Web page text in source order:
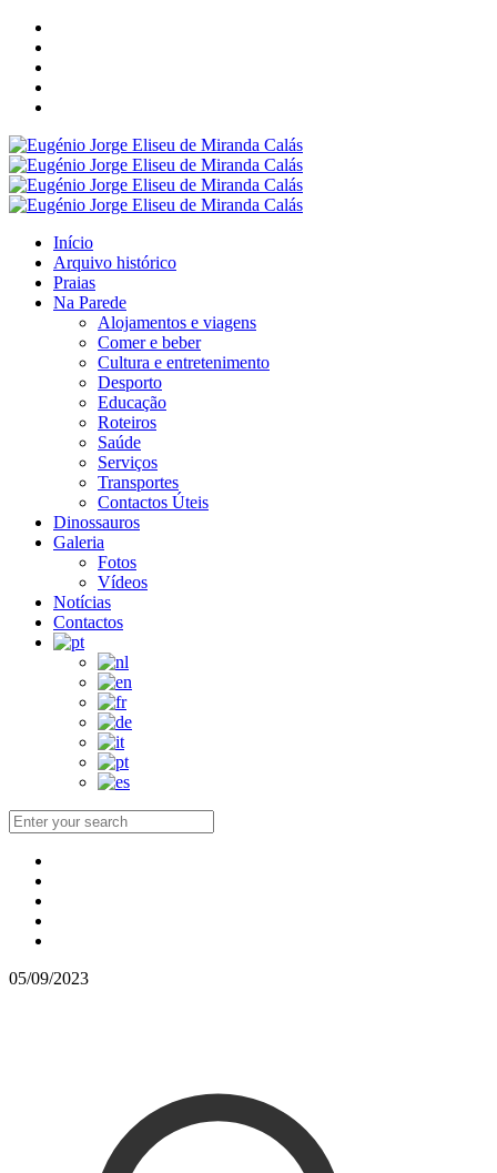
Início
Arquivo histórico
Praias
Na Parede
Alojamentos e viagens
Comer e beber
Cultura e entretenimento
Desporto
Educação
Roteiros
Saúde
Serviços
Transportes
Contactos Úteis
Dinossauros
Galeria
Fotos
Vídeos
Notícias
Contactos
05/09/2023